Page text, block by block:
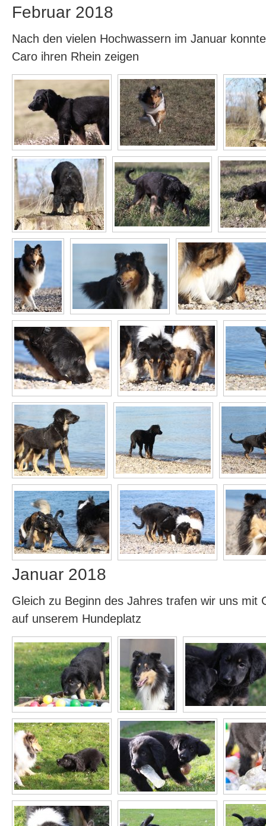
Februar 2018
Nach den vielen Hochwassern im Januar
Caro ihren Rhein zeigen
Januar 2018
Gleich zu Beginn des Jahres trafen wir uns mit
auf unserem Hundeplatz